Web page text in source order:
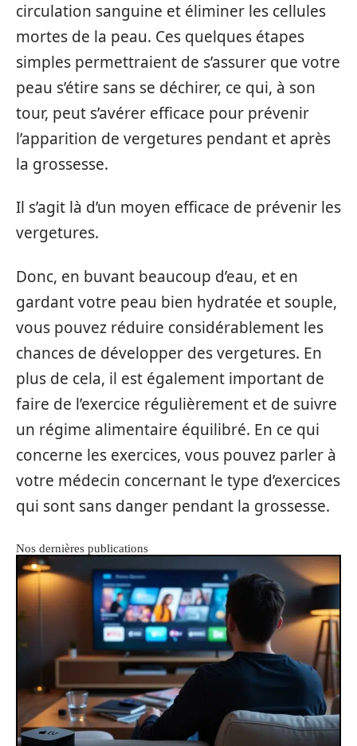
circulation sanguine et éliminer les cellules
mortes de la peau. Ces quelques étapes
simples permettraient de s’assurer que votre
peau s’étire sans se déchirer, ce qui, à son
tour, peut s’avérer efficace pour prévenir
l’apparition de vergetures pendant et après
la grossesse.
Il s’agit là d’un moyen efficace de prévenir les
vergetures.
Donc, en buvant beaucoup d’eau, et en
gardant votre peau bien hydratée et souple,
vous pouvez réduire considérablement les
chances de développer des vergetures. En
plus de cela, il est également important de
faire de l’exercice régulièrement et de suivre
un régime alimentaire équilibré. En ce qui
concerne les exercices, vous pouvez parler à
votre médecin concernant le type d’exercices
qui sont sans danger pendant la grossesse.
Nos dernières publications